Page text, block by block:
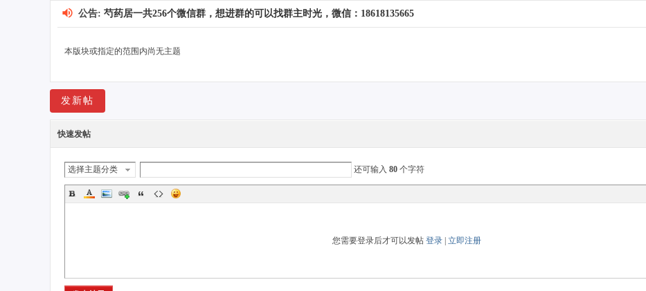
公告: 芍药居一共256个微信群，想进群的可以找群主时光，微信：18618135665
本版块或指定的范围内尚无主题
发新帖
快速发帖
选择主题分类 还可输入 80 个字符
您需要登录后才可以发帖 登录| 立即注册